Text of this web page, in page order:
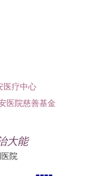
医疗中心
医院慈善基金
大能
院